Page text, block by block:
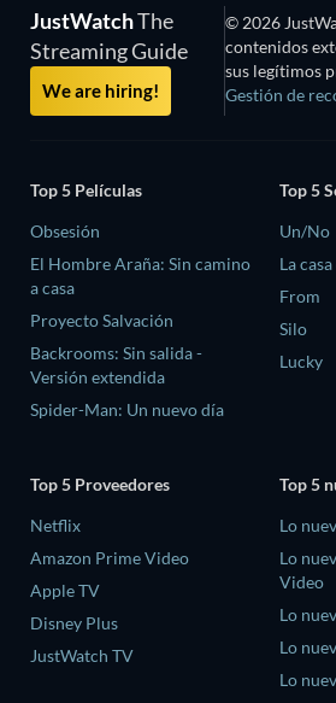
JustWatchThe
Streaming Guide
We are hiring!
© 2026
contenidos
sus legítimos
Gestión de
Top 5 Películas
Obsesión
El Hombre Araña: Sin camino
a casa
Proyecto Salvación
Backrooms: Sin salida -
Versión extendida
Spider-Man: Un nuevo día
Top 5
Un/No
La
From
Silo
Lucky
Top 5 Proveedores
Netflix
Amazon Prime Video
Apple TV
Disney Plus
JustWatch TV
Top 5
Lo
Lo
Video
Lo
Lo
Lo